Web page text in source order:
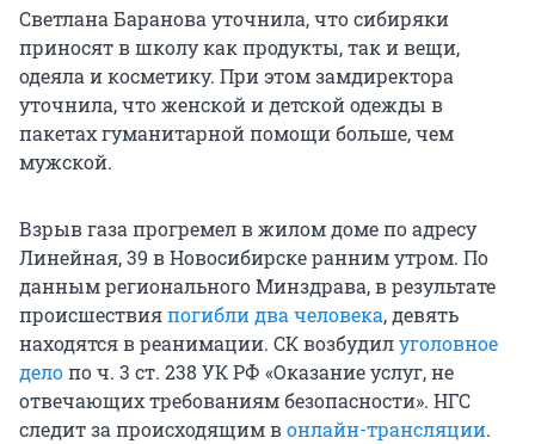
Светлана Баранова уточнила, что сибиряки
приносят в школу как продукты, так и вещи,
одеяла и косметику. При этом замдиректора
уточнила, что женской и детской одежды в
пакетах гуманитарной помощи больше, чем
мужской.
Взрыв газа прогремел в жилом доме по адресу
Линейная, 39 в Новосибирске ранним утром. По
данным регионального Минздрава, в результате
происшествияпогибли два человека, девять
находятся в реанимации. СК возбудилуголовное
делопо ч. 3 ст. 238 УК РФ «Оказание услуг, не
отвечающих требованиям безопасности». НГС
следит за происходящим вонлайн-трансляции.